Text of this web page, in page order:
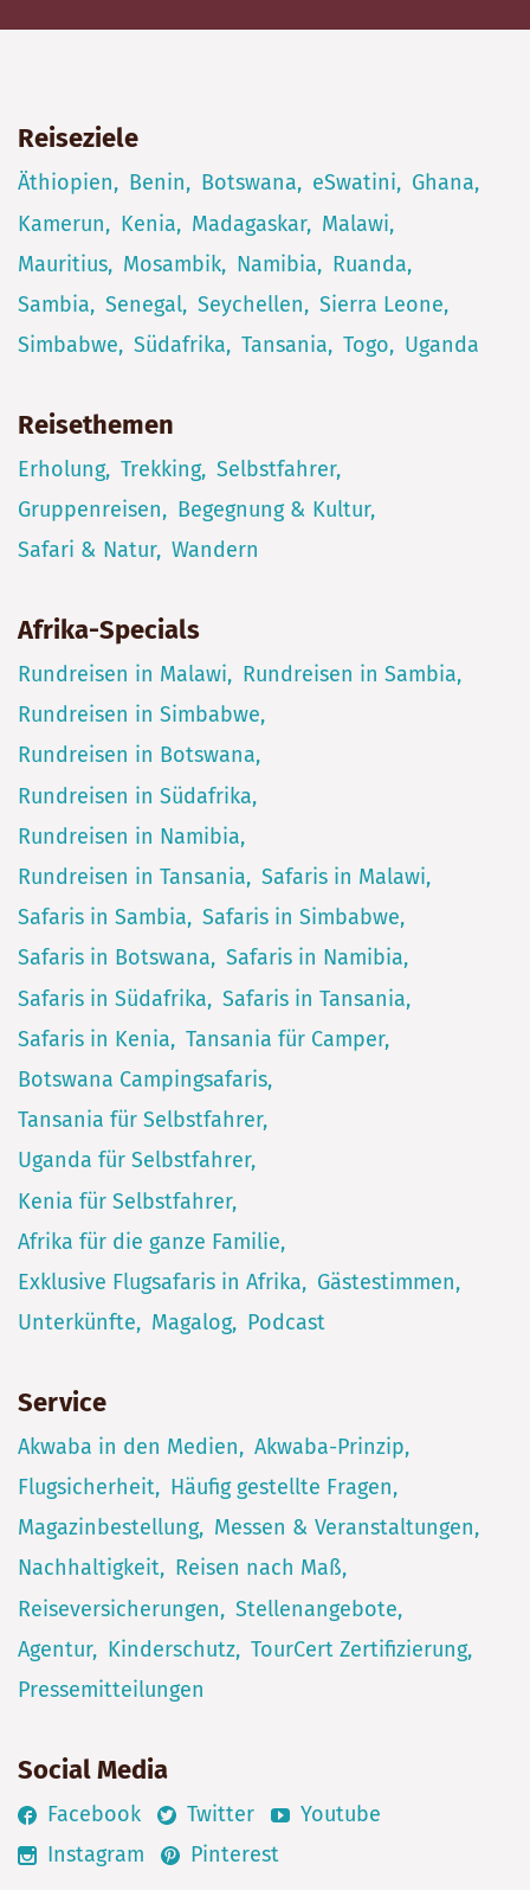
Reiseziele
Äthiopien Benin Botswana eSwatini
Ghana
Kamerun
Kenia Madagaskar
Malawi
Mauritius
Mosambik Namibia
Ruanda
Sambia
Senegal Seychellen
Sierra Leone
Simbabwe
Südafrika Tansania Togo Uganda
Reisethemen
Erholung Trekking Selbstfahrer
Gruppenreisen
Begegnung & Kultur
Safari & Natur Wandern
Afrika-Specials
Rundreisen in Malawi
Rundreisen in Sambia
Rundreisen in Simbabwe
Rundreisen in Botswana
Rundreisen in Südafrika
Rundreisen in Namibia
Rundreisen in Tansania
Safaris in Malawi
Safaris in Sambia
Safaris in Simbabwe
Safaris in Botswana
Safaris in Namibia
Safaris in Südafrika
Safaris in Tansania
Safaris in Kenia
Tansania für Camper
Botswana Campingsafaris
Tansania für Selbstfahrer
Uganda für Selbstfahrer
Kenia für Selbstfahrer
Afrika für die ganze Familie
Exklusive Flugsafaris in Afrika
Gästestimmen
Unterkünfte
Magalog Podcast
Service
Akwaba in den Medien
Akwaba-Prinzip
Flugsicherheit
Häufig gestellte Fragen
Magazinbestellung
Messen & Veranstaltungen
Nachhaltigkeit
Reisen nach Maß
Reiseversicherungen
Stellenangebote
Agentur
Kinderschutz TourCert Zertifizierung
Pressemitteilungen
Social Media
Facebook Twitter
Youtube
Instagram
Pinterest